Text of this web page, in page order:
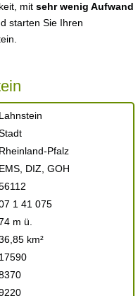
mit sehr wenig Aufwand
starten Sie Ihren
Lahnstein
Rheinland-Pfalz
EMS, DIZ, GOH
1 41 075
m ü.
km²
17590